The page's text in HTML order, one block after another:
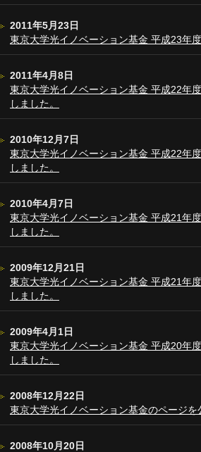
2011年5月23日
東京大学光イノベーション基金 平成23年
2011年4月8日
東京大学光イノベーション基金 平成22年
しました。
2010年12月7日
東京大学光イノベーション基金 平成22年
しました。
2010年4月7日
東京大学光イノベーション基金 平成21年
しました。
2009年12月21日
東京大学光イノベーション基金 平成21年
しました。
2009年4月1日
東京大学光イノベーション基金 平成20年
しました。
2008年12月22日
東京大学光イノベーション基金のページを
2008年10月20日